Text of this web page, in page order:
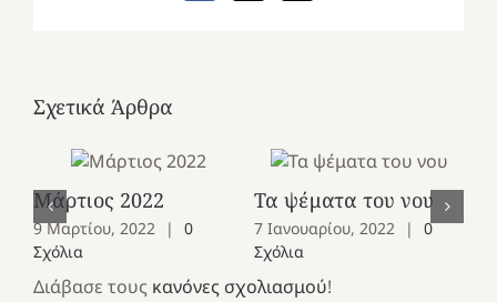
Σχετικά Άρθρα
Μάρτιος 2022
9 Μαρτίου, 2022 |
0
Σχόλια
Τα ψέματα του νου
7 Ιανουαρίου, 2022 |
0
Σχόλια
Διάβασε τους κανόνες σχολιασμού!